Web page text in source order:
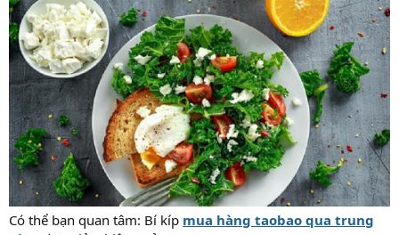
Có thể bạn quan tâm: Bí kíp mua hàng taobao qua trung